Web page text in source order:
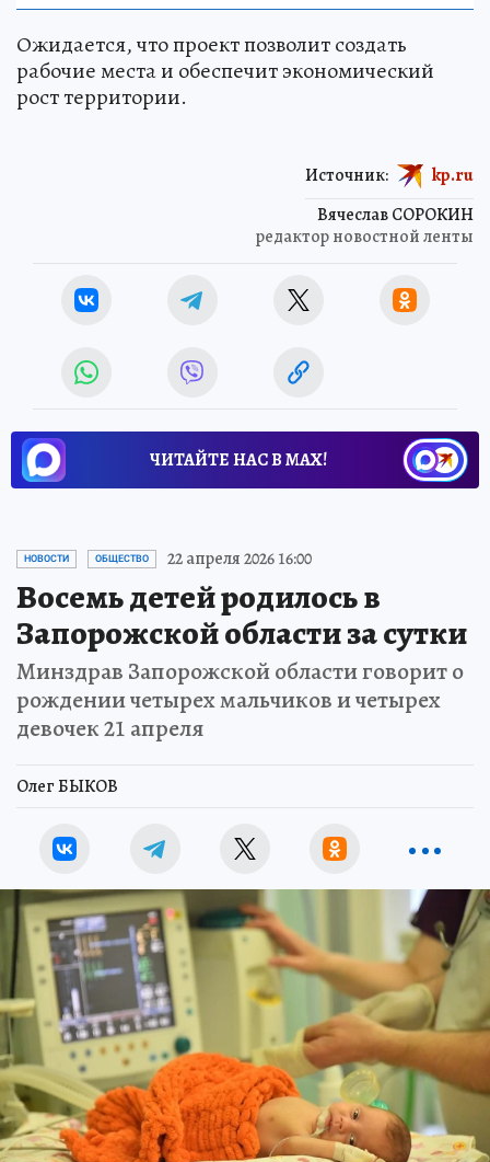
Ожидается, что проект позволит создать
рабочие места и обеспечит экономический
рост территории.
Вячеслав СОРОКИН
редактор новостной ленты
Источник: kp.ru
ЧИТАЙТЕ НАС В МАХ!
НОВОСТИ ОБЩЕСТВО 22 апреля 2026 16:00
Восемь детей родилось в
Запорожской области за сутки
Минздрав Запорожской области говорит о
рождении четырех мальчиков и четырех
девочек 21 апреля
Олег БЫКОВ